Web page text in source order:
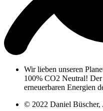
Wir lieben unseren
100% CO2 Neutral!
erneuerbaren Energien
© 2022 Daniel Büscher,